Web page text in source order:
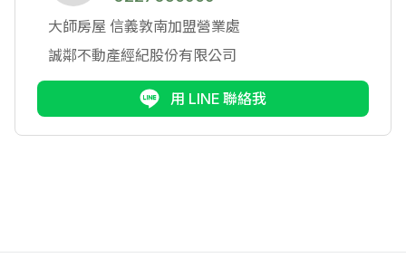
大師房屋 信義敦南加盟營業處
誠鄰不動產經紀股份有限公司
用 LINE 聯絡我